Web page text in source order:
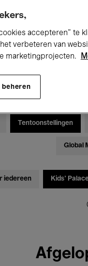
Tentoonstellingen
Global
iedereen Kids’
accepteren” te
verbeteren van
marketingprojecten.
beheren